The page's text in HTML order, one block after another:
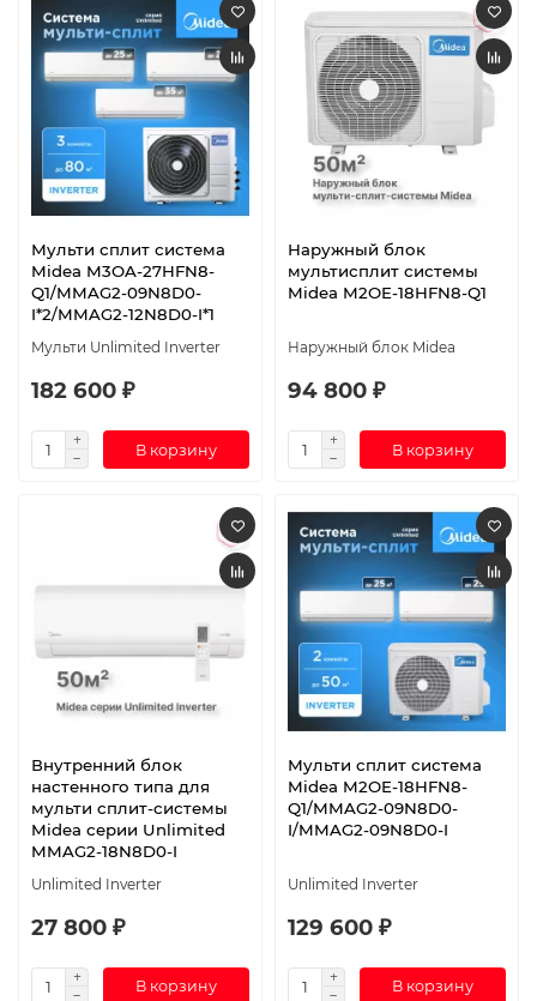
Мульти сплит система
Midea M3OA-27HFN8-
Q1/MMAG2-09N8D0-
I*2/MMAG2-12N8D0-I*1
Мульти Unlimited Inverter
182 600 ₽
В корзину
Наружный блок
мультисплит системы
Midea M2OE-18HFN8-Q1
Наружный блок Midea
94 800 ₽
В корзину
Внутренний блок
настенного типа для
мульти сплит-системы
Midea серии Unlimited
MMAG2-18N8D0-I
Unlimited Inverter
27 800 ₽
В корзину
Мульти сплит система
Midea M2OE-18HFN8-
Q1/MMAG2-09N8D0-
I/MMAG2-09N8D0-I
Unlimited Inverter
129 600 ₽
В корзину